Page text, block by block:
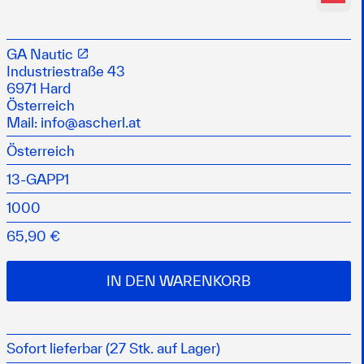
Oberflächen
wieder auf Hochglanz und bietet einen
Schutz
polieren, da diese ausbleichen
der Poliermaschine verwenden
GA Nautic
Industriestraße 43
6971 Hard
Österreich
Mail: info@ascherl.at
Österreich
13-GAPP1
1000
65,90 €
IN DEN WARENKORB
Sofort lieferbar (27 Stk. auf Lager)